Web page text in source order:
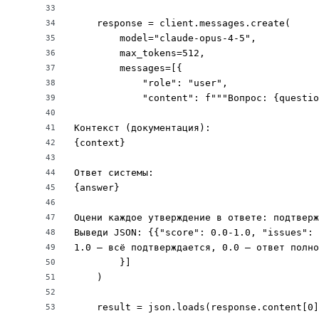
33
34
35
36
37
38
39
40
41
42
43
44
45
46
47
48
49
50
51
52
53
    response = client.messages.create(
        model="claude-opus-4-5",
        max_tokens=512,
        messages=[{
            "role": "user",
"content": f"""Вопрос:
Контекст (документация):
{context}
Ответ системы:
{answer}
Оцени каждое утверждение в ответе:
Выведи JSON: {{"score": 0.0-1.0, "issues":
1.0 — всё подтверждается, 0.0 — ответ
        }]
    )
result =